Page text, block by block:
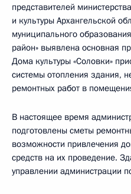
представителей
и культуры Архангельской
муниципального
район» выявлена основная
Дома культуры «Соловки»
системы отопления здания,
ремонтных работ в
В настоящее время
подготовлены сметы
возможности привлечения
средств на их проведение.
управлении администрации